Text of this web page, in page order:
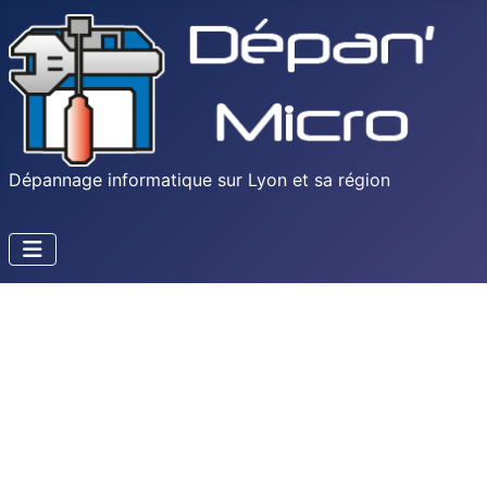
Dépannage informatique sur Lyon et sa région